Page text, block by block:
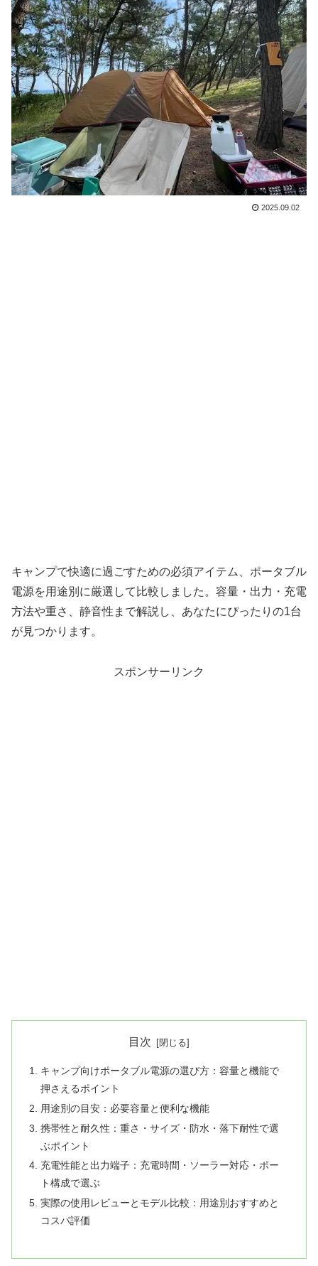
2025.09.02
キャンプで快適に過ごすための必須アイテム、ポータブル
電源を用途別に厳選して比較しました。容量・出力・充電
方法や重さ、静音性まで解説し、あなたにぴったりの1台
が見つかります。
スポンサーリンク
目次
キャンプ向けポータブル電源の選び方：容量と機能で
押さえるポイント
用途別の目安：必要容量と便利な機能
携帯性と耐久性：重さ・サイズ・防水・落下耐性で選
ぶポイント
充電性能と出力端子：充電時間・ソーラー対応・ポー
ト構成で選ぶ
実際の使用レビューとモデル比較：用途別おすすめと
コスパ評価